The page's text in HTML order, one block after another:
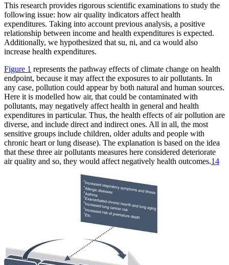
This research provides rigorous scientific examinations to study the
following issue: how air quality indicators affect health
expenditures. Taking into account previous analysis, a positive
relationship between income and health expenditures is expected.
Additionally, we hypothesized that su, ni, and ca would also
increase health expenditures.
Figure 1 represents the pathway effects of climate change on health
endpoint, because it may affect the exposures to air pollutants. In
any case, pollution could appear by both natural and human sources.
Here it is modelled how air, that could be contaminated with
pollutants, may negatively affect health in general and health
expenditures in particular. Thus, the health effects of air pollution are
diverse, and include direct and indirect ones. All in all, the most
sensitive groups include children, older adults and people with
chronic heart or lung disease). The explanation is based on the idea
that these three air pollutants measures here considered deteriorate
air quality and so, they would affect negatively health outcomes.14